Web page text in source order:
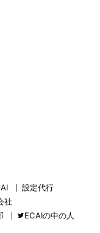
設定代行
社
ECAIの中の人